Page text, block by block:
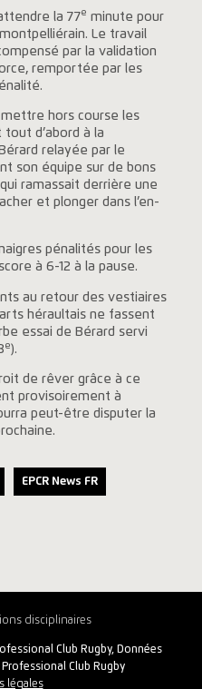
la 77e minute pour
Le travail
par la validation
remportée par les
hors course les
d’abord à la
relayée par le
son équipe sur de bons
ramassait derrière une
et plonger dans l’en-
pénalités pour les
à 6-12 à la pause.
au retour des vestiaires
héraultais ne fassent
essai de Bérard servi
e).
de rêver grâce à ce
provisoirement à
peut-être disputer la
EPCR News FR
disciplinaires
Club Rugby, Données
Club Rugby
légales